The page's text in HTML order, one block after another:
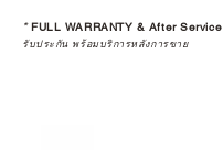
*FULL WARRANTY & After Service
รับประกัน พร้อมบริการหลังการขาย